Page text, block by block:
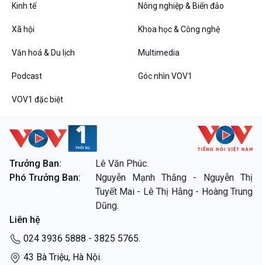
Kinh tế Nông nghiệp & Biển đảo
Xã hội Khoa học & Công nghệ
Văn hoá & Du lịch Multimedia
Podcast Góc nhìn VOV1
VOV1 đặc biệt
Trưởng Ban:
Lê Văn Phúc.
Phó Trưởng Ban:
Nguyễn Mạnh Thắng - Nguyễn Thị
Tuyết Mai - Lê Thị Hằng - Hoàng Trung
Dũng.
Liên hệ
024 3936 5888 - 3825 5765.
43 Bà Triệu, Hà Nội.